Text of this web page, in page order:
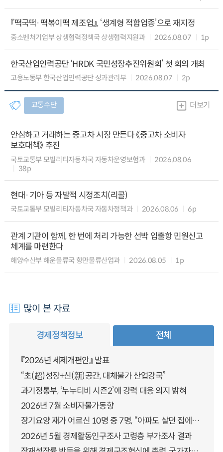
『떡국떡·떡볶이떡 제조업』, ‘생계형 적합업종’으로 재지정
중소벤처기업부 상생협력정책국 상생협력지원과 2026.08.07 1p
한국산업인력공단 ‘HRDK 국민성장추진위원회’ 첫 회의 개최
고용노동부 한국산업인력공단 성과관리부 2026.08.07 2p
교통수단 더보기
안심하고 거래하는 중고차 시장 만든다 《중고차 소비자
보호대책》 추진
국토교통부 모빌리티자동차국 자동차운영보험과
2026.08.06
38p
현대·기아 등 자발적 시정조치(리콜)
국토교통부 모빌리티자동차국 자동차정책과 2026.08.06 6p
관계 기관이 함께, 한 번에 처리 가능한 선박 입출항 민원신고
체계를 마련한다
해양수산부 해운물류국 항만물류산업과 2026.08.05 1p
많이 본 자료
경제정책정보 전체
『2026년 세제개편안』 발표
“초(超)성장+신(新)공간, 대체불가 산업강국”
과기정통부, ‘누누티비 시즌2’에 강력 대응 의지 밝혀
2026년 7월 소비자물가동향
장기요양 재가 어르신 10명 중 7명, “아파도 살던 집에서 살겠다” 「2025년 장기요양실태조사」 결과 발표
2026년 5월 경제활동인구조사 고령층 부가조사 결과